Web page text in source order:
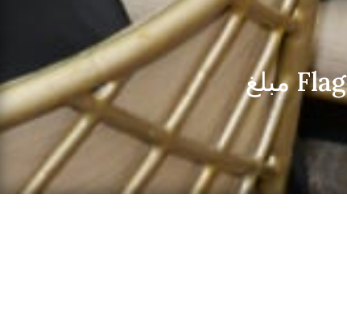
جمعت شركة Flagstar’s Dancing with the Stars مبلغ